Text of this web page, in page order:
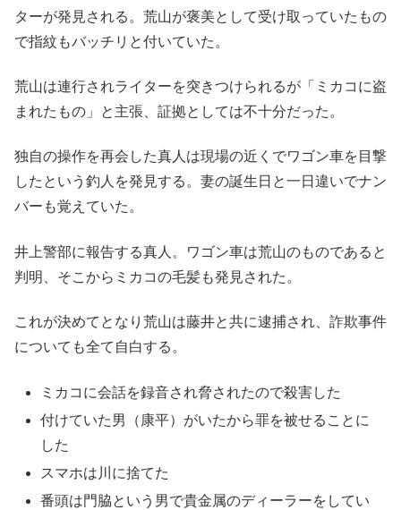
ターが発見される。荒山が褒美として受け取っていたもの
で指紋もバッチリと付いていた。
荒山は連行されライターを突きつけられるが「ミカコに盗
まれたもの」と主張、証拠としては不十分だった。
独自の操作を再会した真人は現場の近くでワゴン車を目撃
したという釣人を発見する。妻の誕生日と一日違いでナン
バーも覚えていた。
井上警部に報告する真人。ワゴン車は荒山のものであると
判明、そこからミカコの毛髪も発見された。
これが決めてとなり荒山は藤井と共に逮捕され、詐欺事件
についても全て自白する。
ミカコに会話を録音され脅されたので殺害した
付けていた男（康平）がいたから罪を被せることに
した
スマホは川に捨てた
番頭は門脇という男で貴金属のディーラーをしてい